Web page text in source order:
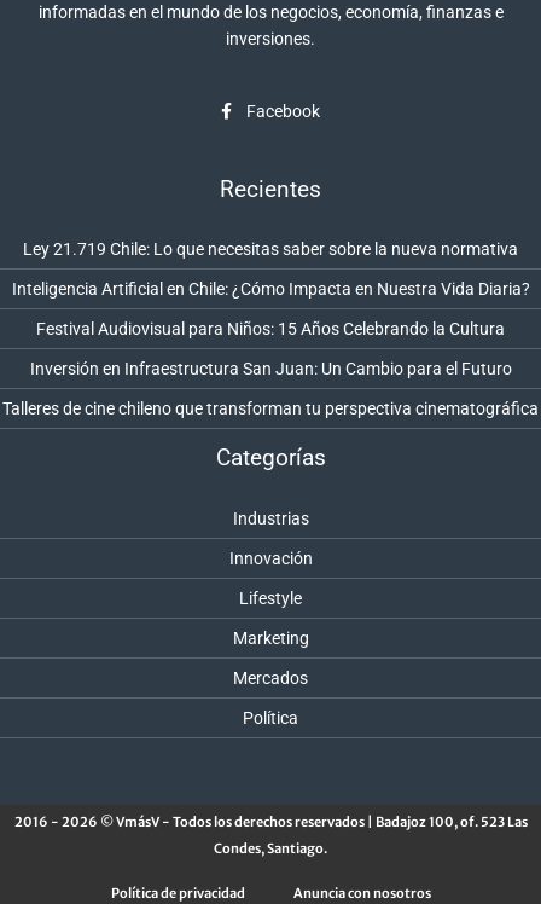
informadas en el mundo de los negocios, economía, finanzas e
inversiones.
Facebook
Recientes
Ley 21.719 Chile: Lo que necesitas saber sobre la nueva normativa
Inteligencia Artificial en Chile: ¿Cómo Impacta en Nuestra Vida Diaria?
Festival Audiovisual para Niños: 15 Años Celebrando la Cultura
Inversión en Infraestructura San Juan: Un Cambio para el Futuro
Talleres de cine chileno que transforman tu perspectiva cinematográfica
Categorías
Industrias
Innovación
Lifestyle
Marketing
Mercados
Política
2016 - 2026 © VmásV - Todos los derechos reservados | Badajoz 100, of. 523 Las
Condes, Santiago.
Política de privacidad Anuncia con nosotros